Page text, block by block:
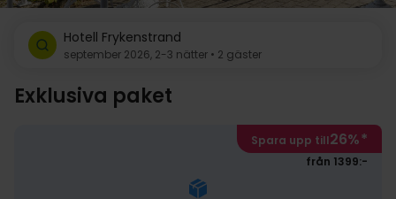
Hotell Frykenstrand
september 2026, 2-3 nätter • 2 gäster
Exklusiva paket
Spara upp till26%*
från 1399:-